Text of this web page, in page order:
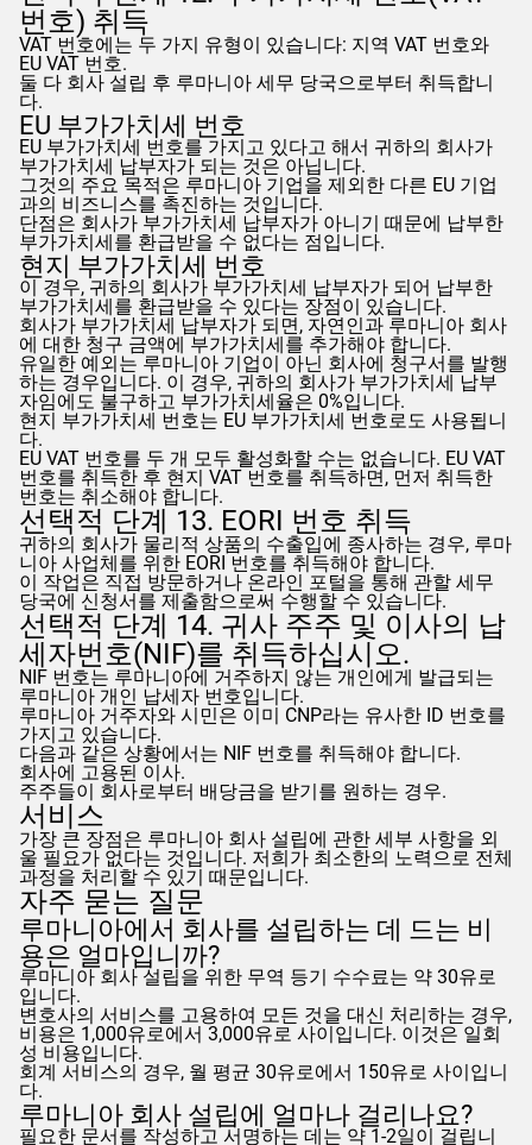
번호) 취득
VAT 번호에는 두 가지 유형이 있습니다: 지역 VAT 번호와
EU VAT 번호.
둘 다 회사 설립 후 루마니아 세무 당국으로부터 취득합니
다.
EU 부가가치세 번호
EU 부가가치세 번호를 가지고 있다고 해서 귀하의 회사가
부가가치세 납부자가 되는 것은 아닙니다.
그것의 주요 목적은 루마니아 기업을 제외한 다른 EU 기업
과의 비즈니스를 촉진하는 것입니다.
단점은 회사가 부가가치세 납부자가 아니기 때문에 납부한
부가가치세를 환급받을 수 없다는 점입니다.
현지 부가가치세 번호
이 경우, 귀하의 회사가 부가가치세 납부자가 되어 납부한
부가가치세를 환급받을 수 있다는 장점이 있습니다.
회사가 부가가치세 납부자가 되면, 자연인과 루마니아 회사
에 대한 청구 금액에 부가가치세를 추가해야 합니다.
유일한 예외는 루마니아 기업이 아닌 회사에 청구서를 발행
하는 경우입니다. 이 경우, 귀하의 회사가 부가가치세 납부
자임에도 불구하고 부가가치세율은 0%입니다.
현지 부가가치세 번호는 EU 부가가치세 번호로도 사용됩니
다.
EU VAT 번호를 두 개 모두 활성화할 수는 없습니다. EU VAT
번호를 취득한 후 현지 VAT 번호를 취득하면, 먼저 취득한
번호는 취소해야 합니다.
선택적 단계 13. EORI 번호 취득
귀하의 회사가 물리적 상품의 수출입에 종사하는 경우, 루마
니아 사업체를 위한 EORI 번호를 취득해야 합니다.
이 작업은 직접 방문하거나 온라인 포털을 통해 관할 세무
당국에 신청서를 제출함으로써 수행할 수 있습니다.
선택적 단계 14. 귀사 주주 및 이사의 납
세자번호(NIF)를 취득하십시오.
NIF 번호는 루마니아에 거주하지 않는 개인에게 발급되는
루마니아 개인 납세자 번호입니다.
루마니아 거주자와 시민은 이미 CNP라는 유사한 ID 번호를
가지고 있습니다.
다음과 같은 상황에서는 NIF 번호를 취득해야 합니다.
회사에 고용된 이사.
주주들이 회사로부터 배당금을 받기를 원하는 경우.
서비스
가장 큰 장점은 루마니아 회사 설립에 관한 세부 사항을 외
울 필요가 없다는 것입니다. 저희가 최소한의 노력으로 전체
과정을 처리할 수 있기 때문입니다.
자주 묻는 질문
루마니아에서 회사를 설립하는 데 드는 비
용은 얼마입니까?
루마니아 회사 설립을 위한 무역 등기 수수료는 약 30유로
입니다.
변호사의 서비스를 고용하여 모든 것을 대신 처리하는 경우,
비용은 1,000유로에서 3,000유로 사이입니다. 이것은 일회
성 비용입니다.
회계 서비스의 경우, 월 평균 30유로에서 150유로 사이입니
다.
루마니아 회사 설립에 얼마나 걸리나요?
필요한 문서를 작성하고 서명하는 데는 약 1-2일이 걸립니